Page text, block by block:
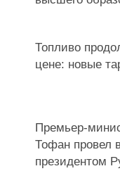
Топливо
цене: новые
Премьер-
Тофан провел
президентом